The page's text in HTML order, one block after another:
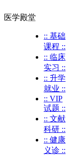
医学殿堂
:: 基础
课程 ::
:: 临床
实习 ::
:: 升学
就业 ::
:: VIP
试题 ::
:: 文献
科研 ::
:: 健康
义诊 ::